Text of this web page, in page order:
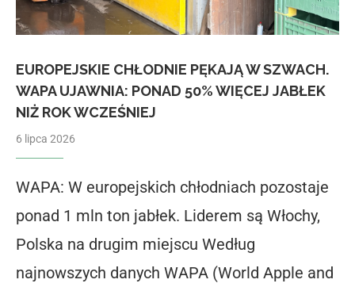
EUROPEJSKIE CHŁODNIE PĘKAJĄ W SZWACH.
WAPA UJAWNIA: PONAD 50% WIĘCEJ JABŁEK
NIŻ ROK WCZEŚNIEJ
6 lipca 2026
WAPA: W europejskich chłodniach pozostaje
ponad 1 mln ton jabłek. Liderem są Włochy,
Polska na drugim miejscu Według
najnowszych danych WAPA (World Apple and